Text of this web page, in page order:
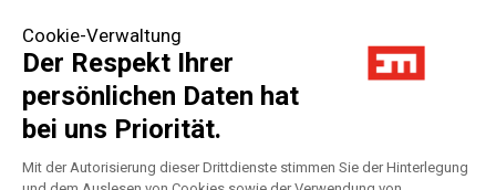
Cookie-Verwaltung
Der Respekt Ihrer
persönlichen Daten hat
bei uns Priorität.
Mit der Autorisierung dieser Drittdienste stimmen Sie der Hinterlegung
Impressum
Datenschutzerklärung